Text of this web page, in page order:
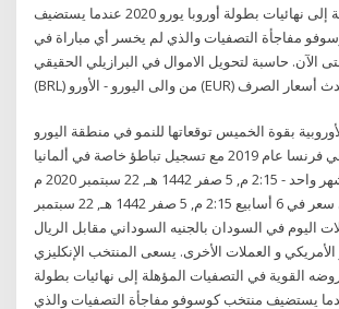
التصفيات المؤهلة إلى نهائيات بطولة أوروبا يورو 2020 عندما يستضيف
مفاجأة التصفيات والذي لم يخسر أي مباراة في
الآن. حاسبة لتحويل الاموال في البرازيلي الحقيقي
بقوة الخميس توقعاتها للنمو في منطقة اليورو
بما في ذلك في فرنسا عام 2019 مع تسجيل تباطؤ خاصة في ألمانيا
وإيطاليا. نشر قبل شهر واحد - 2:15 م, 5 صفر 1442 هـ, 22 سبتمبر 2020 م
الدولار يُسجّل أعلى سعر في 6 أسابيع 2:15 م, 5 صفر 1442 هـ, 22 سبتمبر
اليوم في السودان بالجنيه السوداني مقابل الريال
الأمريكي و العملات الأخرى. يسعى المنتخب الإنكليزي
القوية في التصفيات المؤهلة إلى نهائيات بطولة
يورو 2020 عندما يستضيف منتخب كوسوفو مفاجأة التصفيات والذي